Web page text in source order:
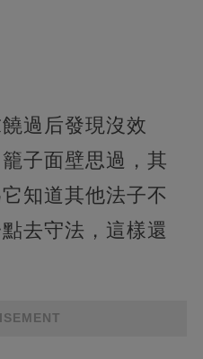
籠子
過后發現沒效
子面壁思過，其
知道其他法子不
去守法，這樣還